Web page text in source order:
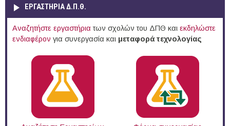
ΕΡΓΑΣΤΗΡΙΑ Δ.Π.Θ.
Αναζητήστε εργαστήρια των σχολών του ΔΠΘ και εκδηλώστε
ενδιαφέρον για συνεργασία και μεταφορά τεχνολογίας